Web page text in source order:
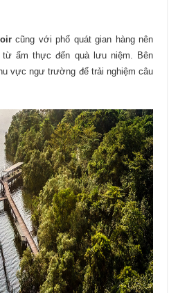
cũng với phổ quát gian hàng nên
từ ẩm thực đến quà lưu niệm. Bên
vực ngư trường để trải nghiệm câu